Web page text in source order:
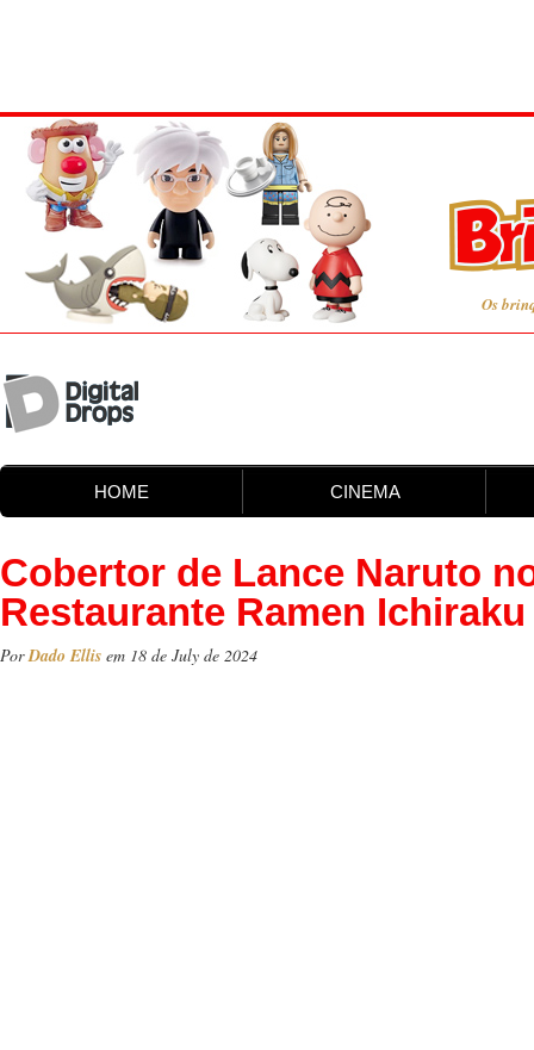
Os
HOME CINEMA
Cobertor de Lance Naruto
Restaurante Ramen Ichiraku
PorDado Ellis em 18 de July de 2024